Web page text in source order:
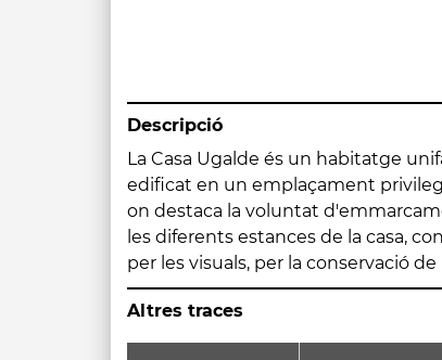
Descripció
La Casa Ugalde és un habitatge
edificat en un emplaçament
on destaca la voluntat
les diferents estances de la casa,
per les visuals, per la conservació
integració en el territori. Tot
tècniques constructives com, per
forjats de formigó armat, els
Altres traces